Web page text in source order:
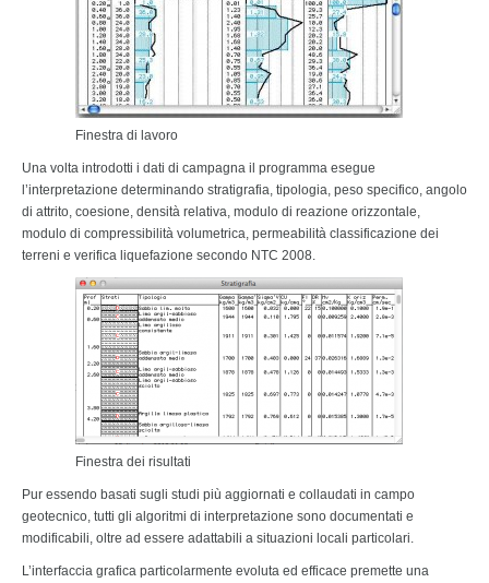
Finestra di lavoro
Una volta introdotti i dati di campagna il programma esegue
l’interpretazione determinando stratigrafia, tipologia, peso specifico, angolo
di attrito, coesione, densità relativa, modulo di reazione orizzontale,
modulo di compressibilità volumetrica, permeabilità classificazione dei
terreni e verifica liquefazione secondo NTC 2008.
Finestra dei risultati
Pur essendo basati sugli studi più aggiornati e collaudati in campo
geotecnico, tutti gli algoritmi di interpretazione sono documentati e
modificabili, oltre ad essere adattabili a situazioni locali particolari.
L’interfaccia grafica particolarmente evoluta ed efficace premette una